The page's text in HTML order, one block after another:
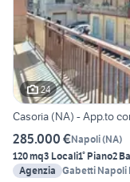
24
Casoria (NA) - App.to
285.000 €Napoli(NA)
120 mq3 Locali1° Piano2
Agenzia Gabetti Napoli